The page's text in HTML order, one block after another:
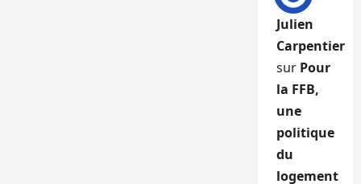
Julien
Carpentier
sur Pour
la FFB,
une
politique
du
logement